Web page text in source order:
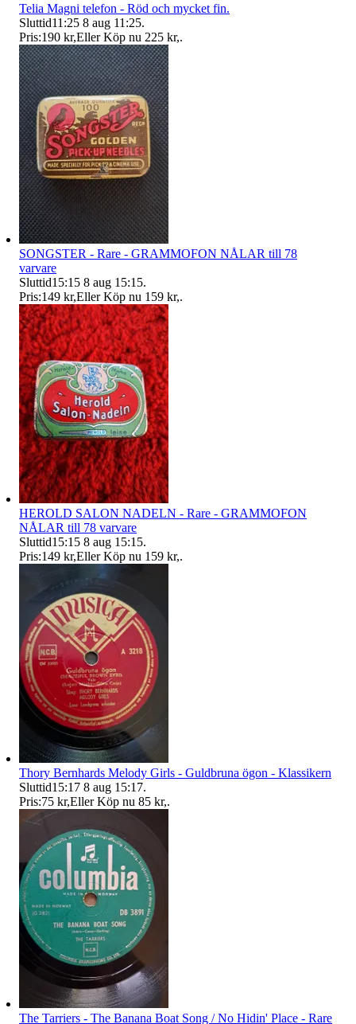
Telia Magni telefon - Röd och mycket fin.
Sluttid11:25 8 aug 11:25.
Pris:190 kr,Eller Köp nu 225 kr,.
SONGSTER - Rare - GRAMMOFON NÅLAR till 78
varvare
Sluttid15:15 8 aug 15:15.
Pris:149 kr,Eller Köp nu 159 kr,.
HEROLD SALON NADELN - Rare - GRAMMOFON
NÅLAR till 78 varvare
Sluttid15:15 8 aug 15:15.
Pris:149 kr,Eller Köp nu 159 kr,.
Thory Bernhards Melody Girls - Guldbruna ögon - Klassikern
Sluttid15:17 8 aug 15:17.
Pris:75 kr,Eller Köp nu 85 kr,.
The Tarriers - The Banana Boat Song / No Hidin' Place - Rare